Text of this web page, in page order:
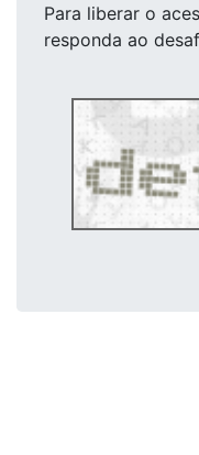
Para liberar o
responda ao